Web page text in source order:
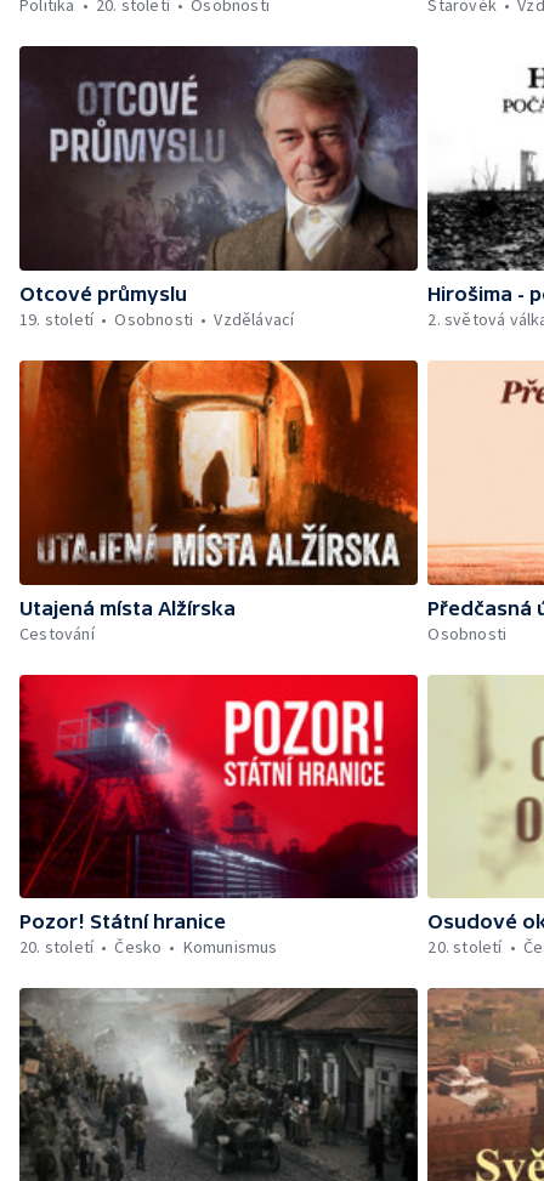
Politika 20. století Osobnosti Starověk
Otcové průmyslu
19. století
Osobnosti Vzdělávací
Hirošima -
2. světová
Utajená místa Alžírska
Cestování
Předčasná
Osobnosti
Pozor! Státní hranice
20. století
Česko Komunismus
Osudové
20. století